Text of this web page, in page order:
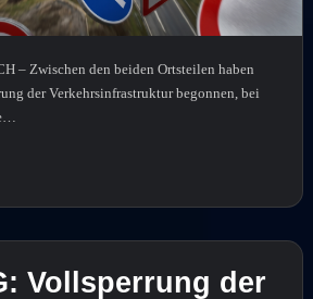
– Zwischen den beiden Ortsteilen haben
der Verkehrsinfrastruktur begonnen, bei
Vollsperrung der